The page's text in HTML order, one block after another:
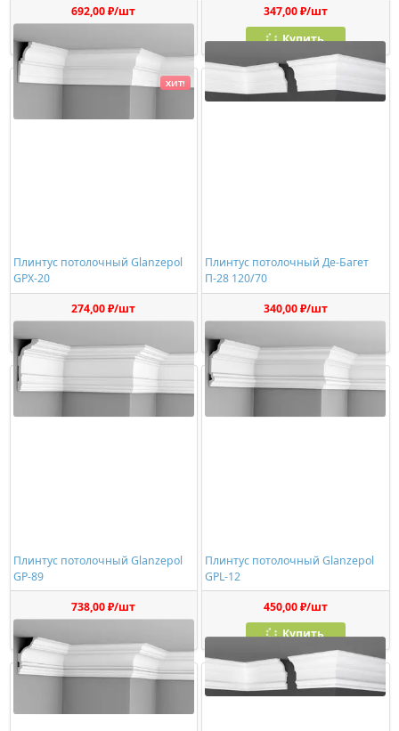
692,00 ₽/шт
347,00 ₽/шт
Купить
Плинтус потолочный Glanzepol
GPX-20
274,00 ₽/шт
ХИТ!
Плинтус потолочный Де-Багет
П-28 120/70
340,00 ₽/шт
Плинтус потолочный Glanzepol
GP-89
738,00 ₽/шт
Плинтус потолочный Glanzepol
GPL-12
450,00 ₽/шт
Купить